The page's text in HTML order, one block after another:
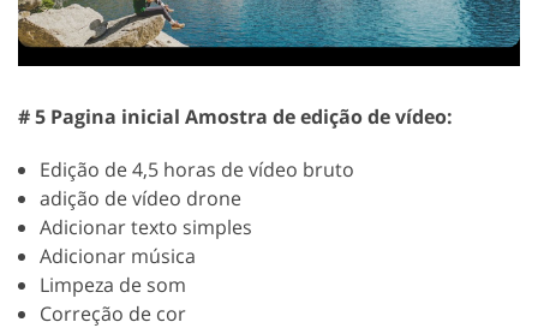
# 5 Pagina inicial Amostra de edição de vídeo:
Edição de 4,5 horas de vídeo bruto
adição de vídeo drone
Adicionar texto simples
Adicionar música
Limpeza de som
Correção de cor